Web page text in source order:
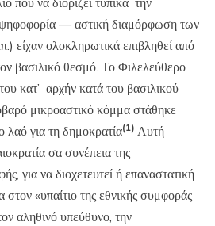
— αστική διαμόρφωση των
είχαν ολοκληρωτικά επιβληθεί από
βασιλικό θεσμό. Το Φιλελεύθερο
κατ’ αρχήν κατά του βασιλικού
μικροαστικό κόμμα στάθηκε
για τη δημοκρατία(1) Αυτή
σα συνέπεια της
για να διοχετευτεί ή επαναστατική
«υπαίτιο της εθνικής συμφοράς
αληθινό υπεύθυνο, την